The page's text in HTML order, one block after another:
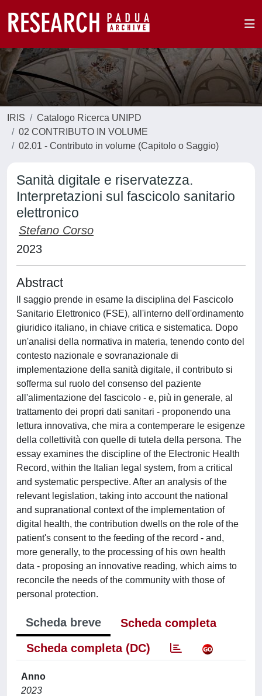
IRIS
Catalogo Ricerca UNIPD
02 CONTRIBUTO IN VOLUME
02.01 - Contributo in volume (Capitolo o Saggio)
Sanità digitale e riservatezza.
Interpretazioni sul fascicolo sanitario
elettronico
Stefano Corso
2023
Abstract
Il saggio prende in esame la disciplina del Fascicolo
Sanitario Elettronico (FSE), all'interno dell'ordinamento
giuridico italiano, in chiave critica e sistematica. Dopo
un'analisi della normativa in materia, tenendo conto del
contesto nazionale e sovranazionale di
implementazione della sanità digitale, il contributo si
sofferma sul ruolo del consenso del paziente
all'alimentazione del fascicolo - e, più in generale, al
trattamento dei propri dati sanitari - proponendo una
lettura innovativa, che mira a contemperare le esigenze
della collettività con quelle di tutela della persona. The
essay examines the discipline of the Electronic Health
Record, within the Italian legal system, from a critical
and systematic perspective. After an analysis of the
relevant legislation, taking into account the national
and supranational context of the implementation of
digital health, the contribution dwells on the role of the
patient's consent to the feeding of the record - and,
more generally, to the processing of his own health
data - proposing an innovative reading, which aims to
reconcile the needs of the community with those of
personal protection.
Scheda breve
Scheda completa
Scheda completa (DC)
Anno
2023